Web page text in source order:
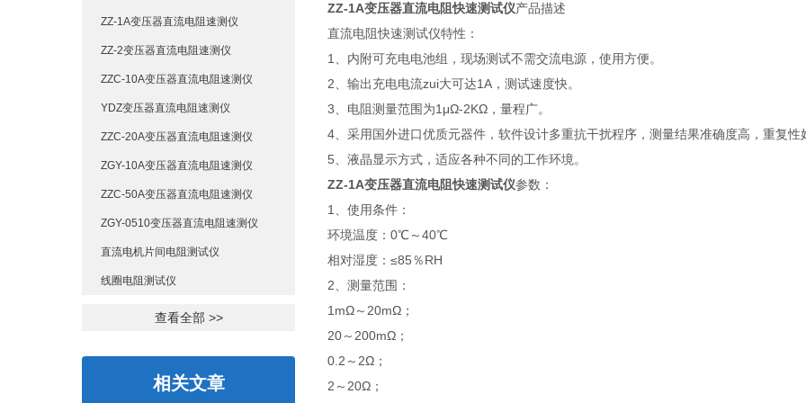
ZZ-1A变压器直流电阻速测仪
ZZ-2变压器直流电阻速测仪
ZZC-10A变压器直流电阻速测仪
YDZ变压器直流电阻速测仪
ZZC-20A变压器直流电阻速测仪
ZGY-10A变压器直流电阻速测仪
ZZC-50A变压器直流电阻速测仪
ZGY-0510变压器直流电阻速测仪
直流电机片间电阻测试仪
线圈电阻测试仪
查看全部 >>
相关文章
ZZ-1A变压器直流电阻快速测试仪产品描述
直流电阻快速测试仪特性：
1、内附可充电电池组，现场测试不需交流电源，使用方便。
2、输出充电电流zui大可达1A，测试速度快。
3、电阻测量范围为1μΩ-2KΩ，量程广。
4、采用国外进口优质元器件，软件设计多重抗干扰程序，测量结果准确度高，重复性
5、液晶显示方式，适应各种不同的工作环境。
ZZ-1A变压器直流电阻快速测试仪参数：
1、使用条件：
环境温度：0℃～40℃
相对湿度：≤85％RH
2、测量范围：
1mΩ～20mΩ；
20～200mΩ；
0.2～2Ω；
2～20Ω；